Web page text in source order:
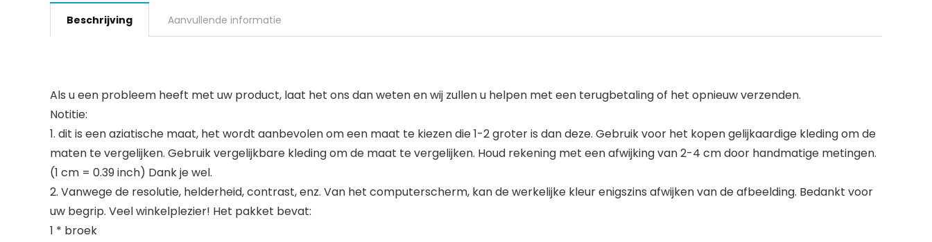
Beschrijving Aanvullende informatie
Als u een probleem heeft met uw product, laat het ons dan weten en wij zullen u helpen met een terugbetaling of het opnieuw verzenden.
Notitie:
1. dit is een aziatische maat, het wordt aanbevolen om een maat te kiezen die 1-2 groter is dan deze. Gebruik voor het kopen gelijkaardige kleding om de
maten te vergelijken. Gebruik vergelijkbare kleding om de maat te vergelijken. Houd rekening met een afwijking van 2-4 cm door handmatige metingen.
(1 cm = 0.39 inch) Dank je wel.
2. Vanwege de resolutie, helderheid, contrast, enz. Van het computerscherm, kan de werkelijke kleur enigszins afwijken van de afbeelding. Bedankt voor
uw begrip. Veel winkelplezier! Het pakket bevat:
1 * broek